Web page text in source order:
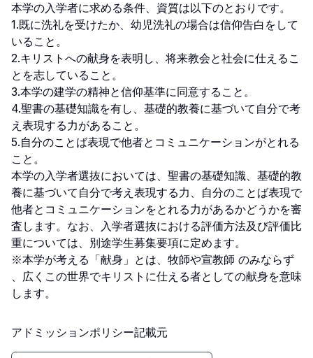
本学の入学者に求める条件、資質は以下のとおりです。
1.既に洗礼を受けたか、幼児洗礼の場合は信仰告白をして
いること。
2.キリストへの献身を表明し、将来教会と社会に仕えるこ
とを志していること。
3.本学の建学の精神と信仰基準に同意すること。
4.聖書の基礎知識を有し、基礎的教養に基づいて自分で考
え表現する力があること。
5.自分のことば表現で他者とコミュニケーションがとれる
こと。
本学の入学者選抜においては、聖書の基礎知識、基礎的教
養に基づいて自分で考え表現する力、自分のことば表現で
他者とコミュニケーションをとれる力があるかどうかを審
査します。なお、入学者選抜における評価方法及び評価比
重については、別途学生募集要項に定めます。
※本学が考える「献身」とは、牧師や宣教師 のみならず
、広くこの世界でキリストに仕える者としての献身を意味
します。
アドミッションポリシー記載元